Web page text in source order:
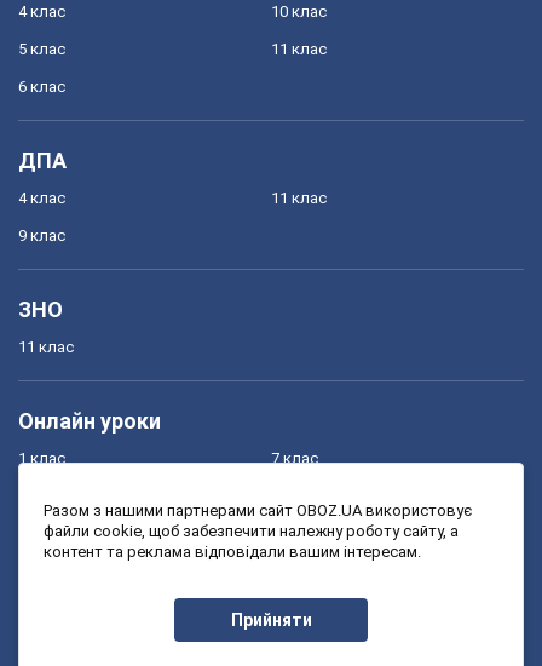
4 клас
5 клас
6 клас
10 клас
11 клас
ДПА
4 клас
9 клас
11 клас
ЗНО
11 клас
Онлайн уроки
1 клас
3 клас
7 клас
9 клас
Разом з нашими партнерами сайт OBOZ.UA використовує
файли cookie, щоб забезпечити належну роботу сайту, а
контент та реклама відповідали вашим інтересам.
Прийняти